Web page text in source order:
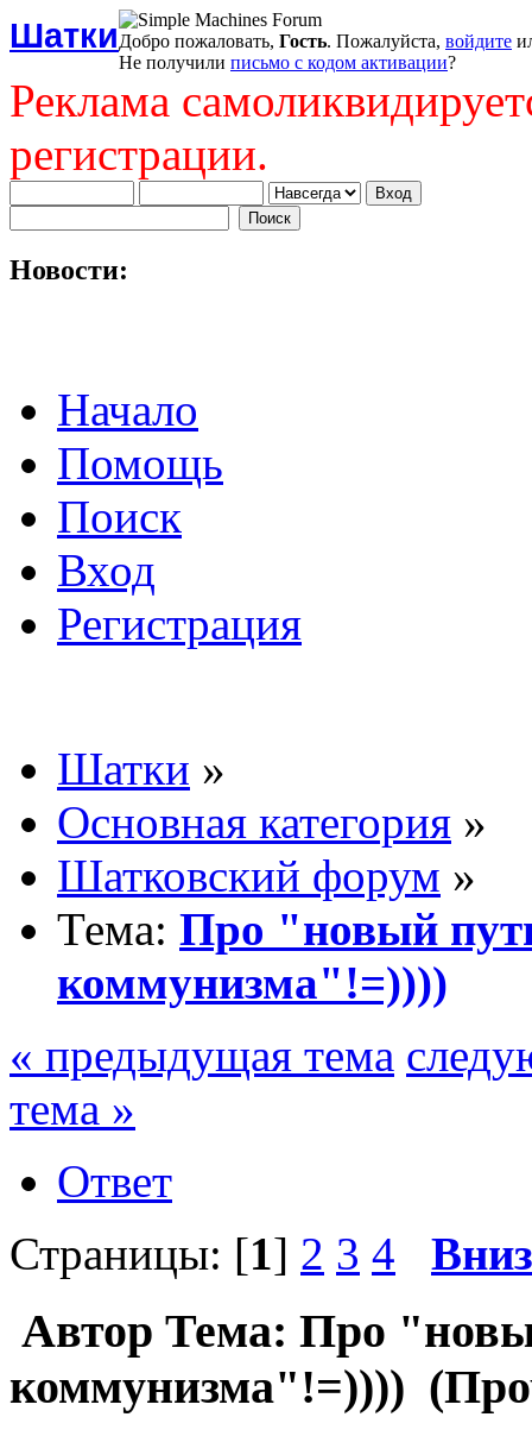
ШаткиДобро пожаловать, Гость. Пожалуйста, войдите
Не получили письмо с кодом активации?
Реклама
регистрации.
Новости:
Начало
Помощь
Поиск
Вход
Регистрация
Шатки »
Основная категория »
Шатковский форум »
Тема: Про "новый
коммунизма"!=))))
« предыдущая тема
тема »
Ответ
Страницы: [1] 2 3 4 Вниз
Автор Тема: Про
коммунизма"!=))))